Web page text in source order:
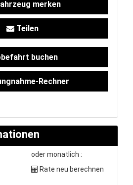
merken
Teilen
buchen
Rechner
oder monatlich :
Rate neu berechnen